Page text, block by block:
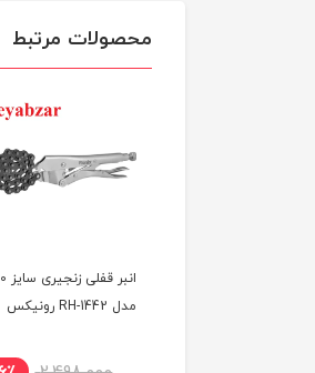
محصولات مرتبط
انبر
مدل RH-1442 رونیکس